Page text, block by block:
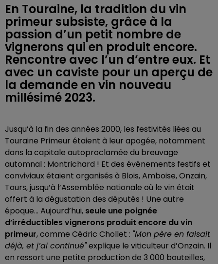
En Touraine, la tradition du vin
primeur subsiste, grâce à la
passion d’un petit nombre de
vignerons qui en produit encore.
Rencontre avec l’un d’entre eux. Et
avec un caviste pour un aperçu de
la demande en vin nouveau
millésimé 2023.
Jusqu’à la fin des années 2000, les festivités liées au
Touraine Primeur étaient à leur apogée, notamment
dans la capitale autoproclamée du breuvage
automnal : Montrichard ! Et des événements festifs et
conviviaux étaient organisés à Blois, Amboise, Onzain,
Tours, jusqu’à l’Assemblée nationale où le vin était
offert à la dégustation des députés ! Une autre
époque... Aujourd’hui, seule une poignée
d’irréductibles vignerons produit encore du vin
primeur, comme Cédric Chollet : "Mon père en faisait
déjà, et j’ai continué"explique le viticulteur d’Onzain. Il
en ressort une petite production de 3 000 bouteilles,